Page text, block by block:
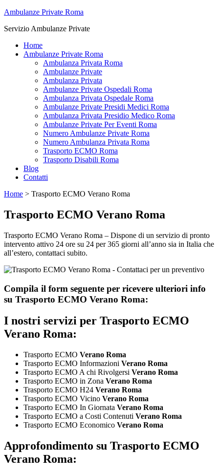
Ambulanze Private Roma
Servizio Ambulanze Private
Home
Ambulanze Private Roma
Ambulanza Privata Roma
Ambulanze Private
Ambulanza Privata
Ambulanze Private Ospedali Roma
Ambulanza Privata Ospedale Roma
Ambulanze Private Presidi Medici Roma
Ambulanza Privata Presidio Medico Roma
Ambulanze Private Per Eventi Roma
Numero Ambulanze Private Roma
Numero Ambulanza Privata Roma
Trasporto ECMO Roma
Trasporto Disabili Roma
Blog
Contatti
Home > Trasporto ECMO Verano Roma
Trasporto ECMO Verano Roma
Trasporto ECMO Verano Roma – Dispone di un servizio di pronto
intervento attivo 24 ore su 24 per 365 giorni all’anno sia in Italia che
all’estero, contattaci subito.
Compila il form seguente per ricevere ulteriori info
su Trasporto ECMO Verano Roma:
I nostri servizi per Trasporto ECMO
Verano Roma:
Trasporto ECMO Verano Roma
Trasporto ECMO Informazioni Verano Roma
Trasporto ECMO A chi Rivolgersi Verano Roma
Trasporto ECMO in Zona Verano Roma
Trasporto ECMO H24 Verano Roma
Trasporto ECMO Vicino Verano Roma
Trasporto ECMO In Giornata Verano Roma
Trasporto ECMO a Costi Contenuti Verano Roma
Trasporto ECMO Economico Verano Roma
Approfondimento su Trasporto ECMO
Verano Roma: